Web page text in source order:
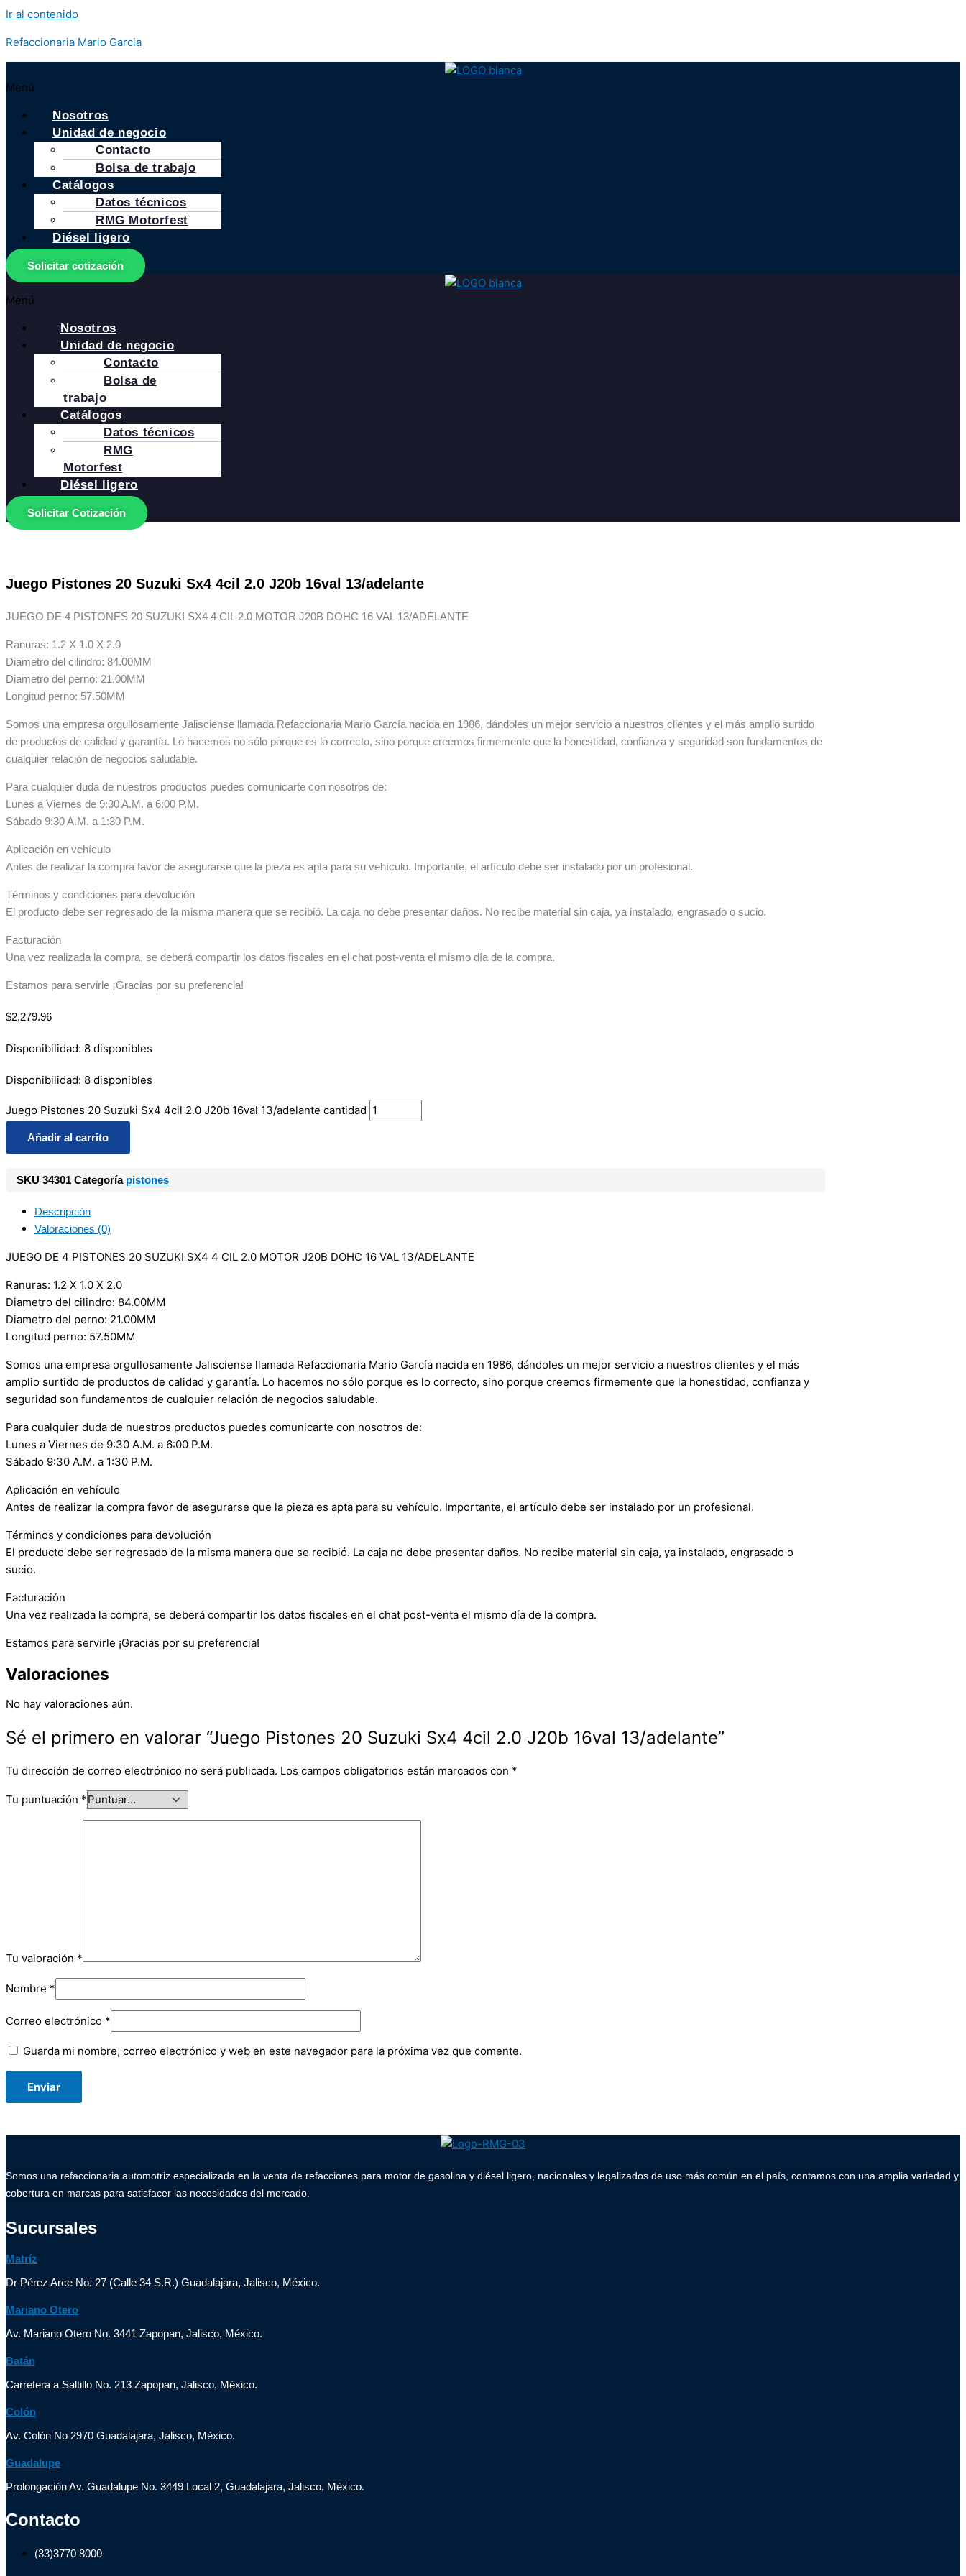
Ir al contenido
Refaccionaria Mario Garcia
Menú
Nosotros
Unidad de negocio
Contacto
Bolsa de trabajo
Catálogos
Datos técnicos
RMG Motorfest
Diésel ligero
Solicitar cotización
Menú
Nosotros
Unidad de negocio
Contacto
Bolsa de
trabajo
Catálogos
Datos técnicos
RMG
Motorfest
Diésel ligero
Solicitar Cotización
Juego Pistones 20 Suzuki Sx4 4cil 2.0 J20b 16val 13/adelante
JUEGO DE 4 PISTONES 20 SUZUKI SX4 4 CIL 2.0 MOTOR J20B DOHC 16 VAL 13/ADELANTE
Ranuras: 1.2 X 1.0 X 2.0
Diametro del cilindro: 84.00MM
Diametro del perno: 21.00MM
Longitud perno: 57.50MM
Somos una empresa orgullosamente Jalisciense llamada Refaccionaria Mario García nacida en 1986, dándoles un mejor servicio a nuestros clientes y el más amplio surtido
de productos de calidad y garantía. Lo hacemos no sólo porque es lo correcto, sino porque creemos firmemente que la honestidad, confianza y seguridad son fundamentos de
cualquier relación de negocios saludable.
Para cualquier duda de nuestros productos puedes comunicarte con nosotros de:
Lunes a Viernes de 9:30 A.M. a 6:00 P.M.
Sábado 9:30 A.M. a 1:30 P.M.
Aplicación en vehículo
Antes de realizar la compra favor de asegurarse que la pieza es apta para su vehículo. Importante, el artículo debe ser instalado por un profesional.
Términos y condiciones para devolución
El producto debe ser regresado de la misma manera que se recibió. La caja no debe presentar daños. No recibe material sin caja, ya instalado, engrasado o sucio.
Facturación
Una vez realizada la compra, se deberá compartir los datos fiscales en el chat post-venta el mismo día de la compra.
Estamos para servirle ¡Gracias por su preferencia!
$2,279.96
Disponibilidad: 8 disponibles
Disponibilidad: 8 disponibles
Juego Pistones 20 Suzuki Sx4 4cil 2.0 J20b 16val 13/adelante cantidad
Añadir al carrito
SKU 34301 Categoría pistones
Descripción
Valoraciones (0)
JUEGO DE 4 PISTONES 20 SUZUKI SX4 4 CIL 2.0 MOTOR J20B DOHC 16 VAL 13/ADELANTE
Ranuras: 1.2 X 1.0 X 2.0
Diametro del cilindro: 84.00MM
Diametro del perno: 21.00MM
Longitud perno: 57.50MM
Somos una empresa orgullosamente Jalisciense llamada Refaccionaria Mario García nacida en 1986, dándoles un mejor servicio a nuestros clientes y el más
amplio surtido de productos de calidad y garantía. Lo hacemos no sólo porque es lo correcto, sino porque creemos firmemente que la honestidad, confianza y
seguridad son fundamentos de cualquier relación de negocios saludable.
Para cualquier duda de nuestros productos puedes comunicarte con nosotros de:
Lunes a Viernes de 9:30 A.M. a 6:00 P.M.
Sábado 9:30 A.M. a 1:30 P.M.
Aplicación en vehículo
Antes de realizar la compra favor de asegurarse que la pieza es apta para su vehículo. Importante, el artículo debe ser instalado por un profesional.
Términos y condiciones para devolución
El producto debe ser regresado de la misma manera que se recibió. La caja no debe presentar daños. No recibe material sin caja, ya instalado, engrasado o
sucio.
Facturación
Una vez realizada la compra, se deberá compartir los datos fiscales en el chat post-venta el mismo día de la compra.
Estamos para servirle ¡Gracias por su preferencia!
Valoraciones
No hay valoraciones aún.
Sé el primero en valorar “Juego Pistones 20 Suzuki Sx4 4cil 2.0 J20b 16val 13/adelante”
Tu dirección de correo electrónico no será publicada. Los campos obligatorios están marcados con *
Tu puntuación *
Tu valoración *
Nombre *
Correo electrónico *
Guarda mi nombre, correo electrónico y web en este navegador para la próxima vez que comente.
Somos una refaccionaria automotriz especializada en la venta de refacciones para motor de gasolina y diésel ligero, nacionales y legalizados de uso más común en el país, contamos con una amplia variedad y
cobertura en marcas para satisfacer las necesidades del mercado.
Sucursales
Matríz
Dr Pérez Arce No. 27 (Calle 34 S.R.) Guadalajara, Jalisco, México.
Mariano Otero
Av. Mariano Otero No. 3441 Zapopan, Jalisco, México.
Batán
Carretera a Saltillo No. 213 Zapopan, Jalisco, México.
Colón
Av. Colón No 2970 Guadalajara, Jalisco, México.
Guadalupe
Prolongación Av. Guadalupe No. 3449 Local 2, Guadalajara, Jalisco, México.
Contacto
(33)3770 8000